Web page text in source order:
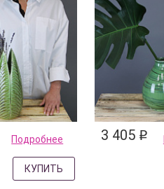
Подробнее
КУПИТЬ
3 405 q